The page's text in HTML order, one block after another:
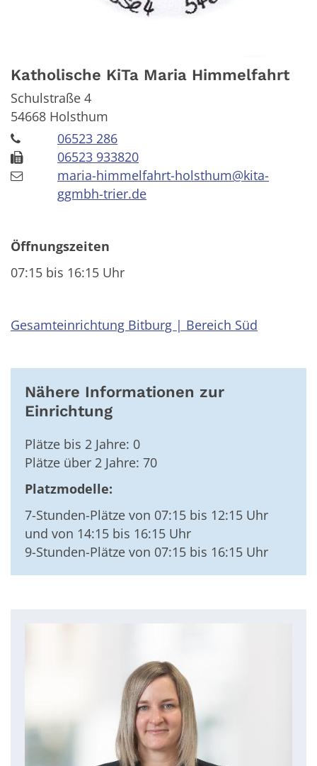
Katholische KiTa Maria Himmelfahrt
Schulstraße 4
54668 Holsthum
06523 286
06523 933820
maria-himmelfahrt-holsthum@kita-
ggmbh-trier.de
Öffnungszeiten
07:15 bis 16:15 Uhr
Gesamteinrichtung Bitburg | Bereich Süd
Nähere Informationen zur
Einrichtung
Plätze bis 2 Jahre: 0
Plätze über 2 Jahre: 70
Platzmodelle:
7-Stunden-Plätze von 07:15 bis 12:15 Uhr
und von 14:15 bis 16:15 Uhr
9-Stunden-Plätze von 07:15 bis 16:15 Uhr